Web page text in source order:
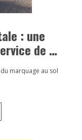
: une
de la
marquage au sol